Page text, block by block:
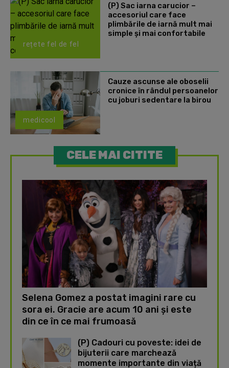
rețete fel de fel
(P) Sac iarna carucior –
accesoriul care face
plimbările de iarnă mult mai
simple și mai confortabile
medicool
Cauze ascunse ale oboselii
cronice în rândul persoanelor
cu joburi sedentare la birou
CELE MAI CITITE
Selena Gomez a postat imagini rare cu
sora ei. Gracie are acum 10 ani și este
din ce în ce mai frumoasă
(P) Cadouri cu poveste: idei de
bijuterii care marchează
momente importante din viață